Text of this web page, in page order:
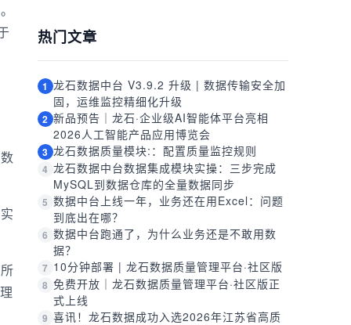
热门文章
1 龙石数据中台 V3.9.2 升级 | 数据传输安全加
固，运维监控精细化升级
2 新品预告｜龙石·企业级AI智能体平台亮相
2026人工智能产品应用博览会
3 龙石数据质量模块:：配置质量监控规则
4 龙石数据中台数据集成模块实操：三步完成
MySQL到数据仓库的全量数据同步
5 数据中台上线一年，业务还在用Excel：问题
到底出在哪？
6 数据中台跑通了，为什么业务还是不敢用数
据？
7 10分钟部署 | 龙石数据质量管理平台·社区版
8 免费开放｜龙石数据质量管理平台·社区版正
式上线
9 喜讯！龙石数据成功入选2026年江苏省高质